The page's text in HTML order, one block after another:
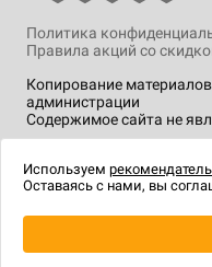
Копирование
администрации
Содержимое сайта не
Политика
Правила акций со
технологии .
Используем
Оставаясь с нами, вы